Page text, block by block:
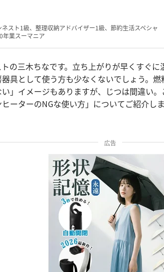
ネスト1級、整理収納アドバイザー1級、節約生活スペシャ
年業スーマニア
の三木ちなです。立ち上がりが早くすぐに
具として使う方も少なくないでしょう。
」イメージもありますが、じつは間違い
ーターのNGな使い方」についてご紹介しま
広告